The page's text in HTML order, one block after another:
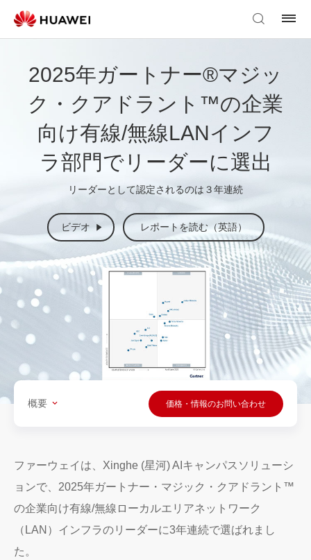
2025年ガートナー®マジッ
ク・クアドラント™の企業
向け有線/無線LANインフ
ラ部門でリーダーに選出
リーダーとして認定されるのは３年連続
ビデオ レポートを読む（英語）
概要 価格・情報のお問い合わせ
ファーウェイは、Xinghe (星河) AIキャンパスソリューシ
ョンで、2025年ガートナー・マジック・クアドラント™
の企業向け有線/無線ローカルエリアネットワーク
（LAN）インフラのリーダーに3年連続で選ばれまし
た。